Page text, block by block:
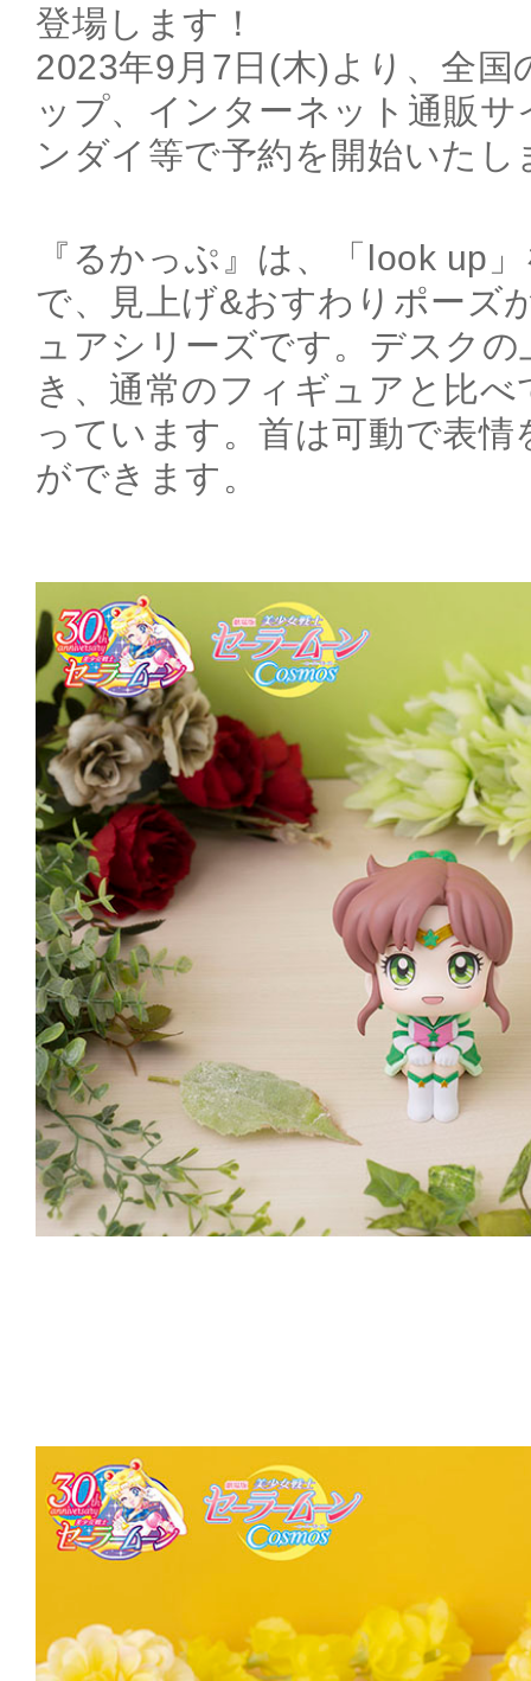
登場します！
2023年9月7日(木)より、全
ップ、インターネット通販
ンダイ等で予約を開始いたし
『るかっぷ』は、「look up
で、見上げ&おすわりポーズ
ュアシリーズです。デスク
き、通常のフィギュアと比
っています。首は可動で表
ができます。